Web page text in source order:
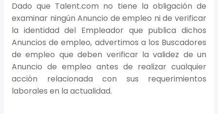
Dado que Talent.com no tiene la obligación de
examinar ningún Anuncio de empleo ni de verificar
la identidad del Empleador que publica dichos
Anuncios de empleo, advertimos a los Buscadores
de empleo que deben verificar la validez de un
Anuncio de empleo antes de realizar cualquier
acción relacionada con sus requerimientos
laborales en la actualidad.